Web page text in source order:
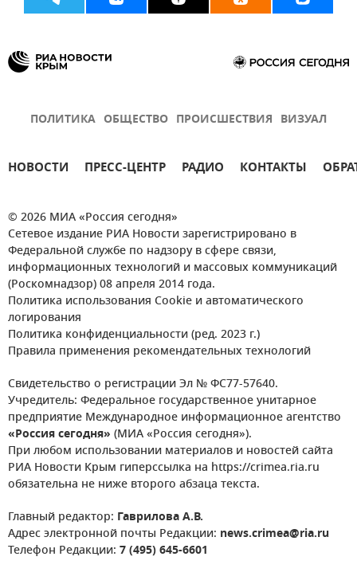
ПОЛИТИКА ОБЩЕСТВО ПРОИСШЕСТВИЯ ВИЗУАЛ
НОВОСТИ ПРЕСС-ЦЕНТР РАДИО КОНТАКТЫ
© 2026 МИА «Россия сегодня»
Сетевое издание РИА Новости зарегистрировано в
Федеральной службе по надзору в сфере связи,
информационных технологий и массовых коммуникаций
(Роскомнадзор) 08 апреля 2014 года.
Политика использования Cookie и автоматического
логирования
Политика конфиденциальности (ред. 2023 г.)
Правила применения рекомендательных технологий
Свидетельство о регистрации Эл № ФС77-57640.
Учредитель: Федеральное государственное унитарное
предприятие Международное информационное агентство
«Россия сегодня» (МИА «Россия сегодня»).
При любом использовании материалов и новостей сайта
РИА Новости Крым гиперссылка на https://crimea.ria.ru
обязательна не ниже второго абзаца текста.
Главный редактор: Гаврилова А.В.
Адрес электронной почты Редакции: news.crimea@ria.ru
Телефон Редакции: 7 (495) 645-6601